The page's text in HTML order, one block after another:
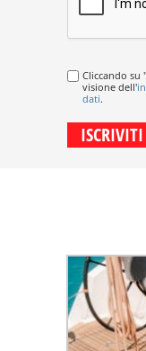
Cliccando su
visione dell'
dati.